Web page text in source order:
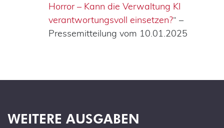
Horror – Kann die Verwaltung KI
verantwortungsvoll einsetzen?“ –
Pressemitteilung vom 10.01.2025
WEITERE AUSGABEN